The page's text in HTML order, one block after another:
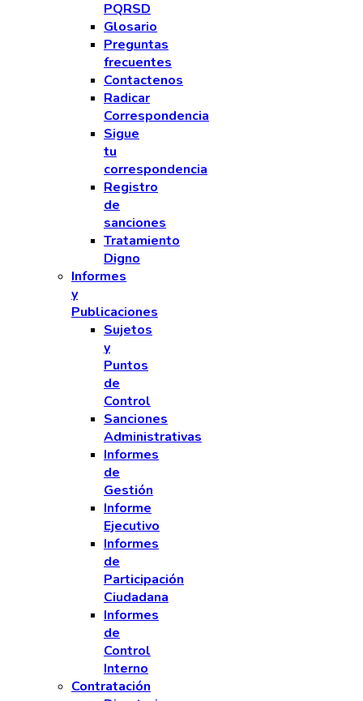
PQRSD
Glosario
Preguntas
frecuentes
Contactenos
Radicar
Correspondencia
Sigue
tu
correspondencia
Registro
de
sanciones
Tratamiento
Digno
Informes
y
Publicaciones
Sujetos
y
Puntos
de
Control
Sanciones
Administrativas
Informes
de
Gestión
Informe
Ejecutivo
Informes
de
Participación
Ciudadana
Informes
de
Control
Interno
Contratación